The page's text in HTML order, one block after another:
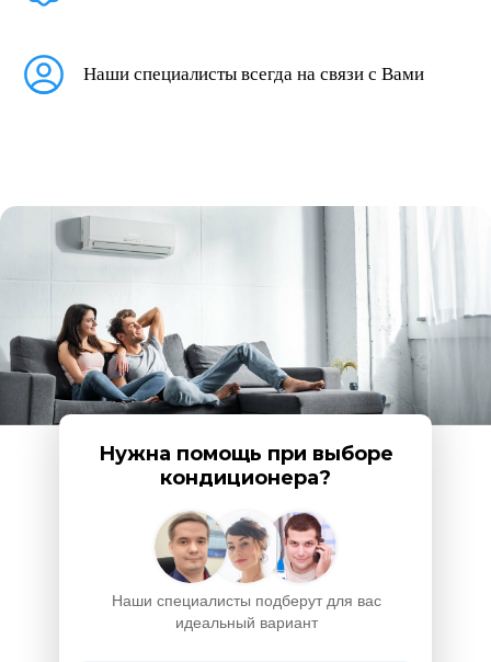
Наши специалисты всегда на связи с Вами
Наши специалисты подберут для вас
идеальный вариант
Нужна помощь при выборе
кондиционера?